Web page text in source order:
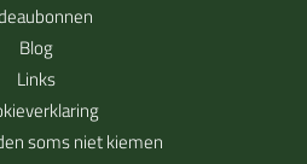
Blog
Links
soms niet kiemen